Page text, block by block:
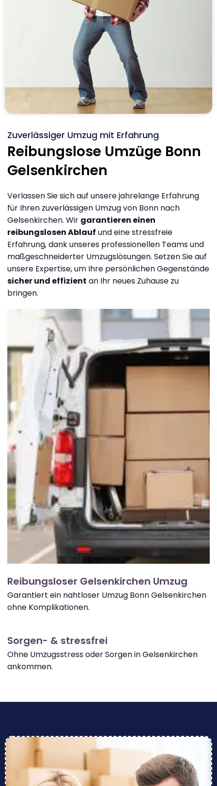
Zuverlässiger Umzug mit Erfahrung
Reibungslose Umzüge Bonn
Gelsenkirchen
Verlassen Sie sich auf unsere jahrelange Erfahrung
für Ihren zuverlässigen Umzug von Bonn nach
Gelsenkirchen. Wir garantieren einen
reibungslosen Ablauf und eine stressfreie
Erfahrung, dank unseres professionellen Teams und
maßgeschneiderter Umzugslösungen. Setzen Sie auf
unsere Expertise, um Ihre persönlichen Gegenstände
sicher und effizient an Ihr neues Zuhause zu
bringen.
Reibungsloser Gelsenkirchen Umzug
Garantiert ein nahtloser Umzug Bonn Gelsenkirchen
ohne Komplikationen.
Sorgen- & stressfrei
Ohne Umzugsstress oder Sorgen in Gelsenkirchen
ankommen.